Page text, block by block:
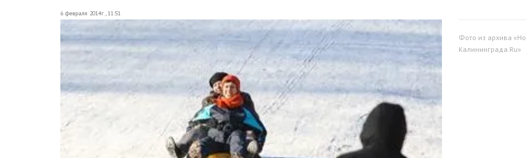
6 февраля 2014г., 11:51
Фото из архива
Калининграда.Ru»